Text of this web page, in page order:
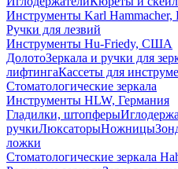
Инструменты Karl Hammacher,
Ручки для лезвий
Инструменты Hu-Friedy, США
ДолотоЗеркала и ручки для
лифтингаКассеты для
Стоматологические зеркала
Инструменты HLW, Германия
Гладилки, штопферы
ручкиЛюксаторыНожницы
ложки
Стоматологические зеркала